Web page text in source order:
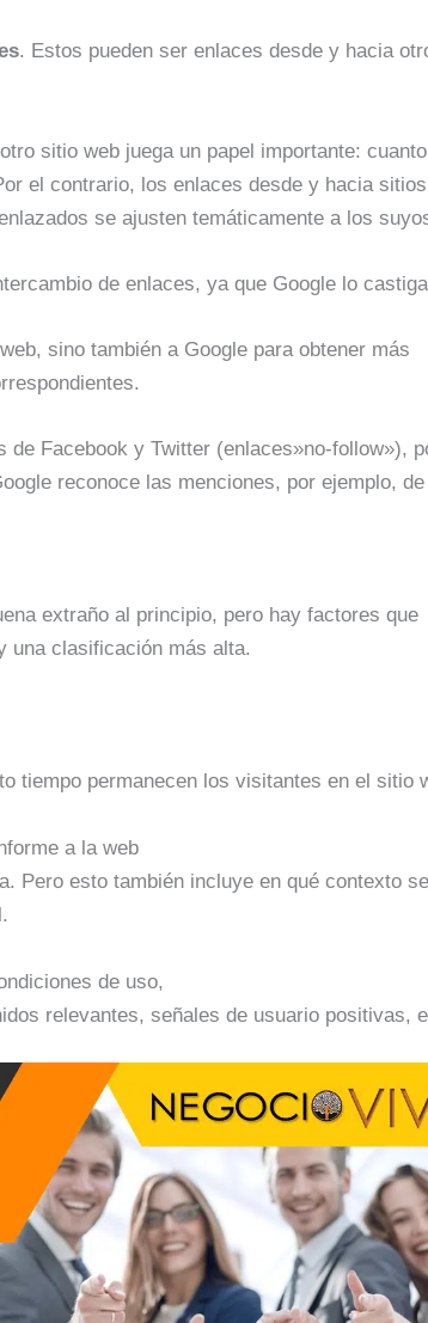
. Estos pueden ser enlaces desde y hacia
otro sitio web juega un papel importante:
el contrario, los enlaces desde y hacia
se ajusten temáticamente a los
de enlaces, ya que Google lo
sino también a Google para obtener más
Facebook y Twitter (enlaces»no-follow»),
reconoce las menciones, por ejemplo,
extraño al principio, pero hay factores que
una clasificación más alta.
tiempo permanecen los visitantes en el sitio
a la web
Pero esto también incluye en qué contexto
de uso,
relevantes, señales de usuario positivas,